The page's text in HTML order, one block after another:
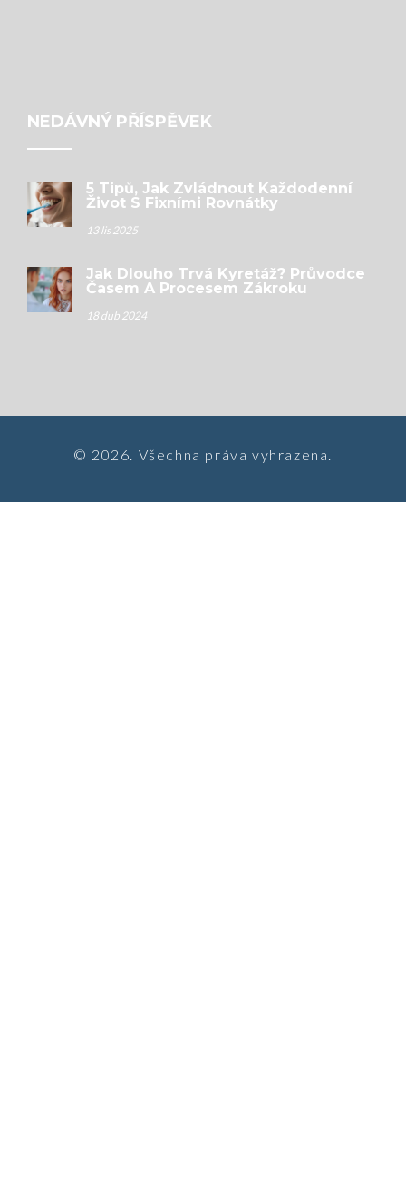
NEDÁVNÝ PŘÍSPĚVEK
5 Tipů, Jak Zvládnout Každodenní
Život S Fixními Rovnátky
13 lis 2025
Jak Dlouho Trvá Kyretáž? Průvodce
Časem A Procesem Zákroku
18 dub 2024
© 2026. Všechna práva vyhrazena.